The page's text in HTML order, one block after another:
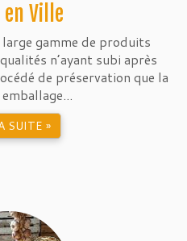
en Ville
gamme de produits
n’ayant subi après
de préservation que la
SUITE »